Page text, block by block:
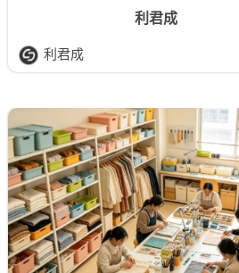
利君成
利君成